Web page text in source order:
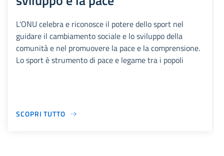
L'ONU celebra e riconosce il potere dello sport nel
guidare il cambiamento sociale e lo sviluppo della
comunità e nel promuovere la pace e la comprensione.
Lo sport è strumento di pace e legame tra i popoli
SCOPRI TUTTO